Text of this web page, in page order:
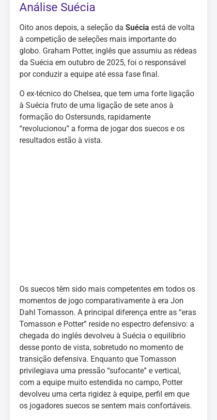
Análise Suécia
Oito anos depois, a seleção da Suécia está de volta
à competição de seleções mais importante do
globo. Graham Potter, inglês que assumiu as rédeas
da Suécia em outubro de 2025, foi o responsável
por conduzir a equipe até essa fase final.
O ex-técnico do Chelsea, que tem uma forte ligação
à Suécia fruto de uma ligação de sete anos à
formação do Ostersunds, rapidamente
“revolucionou” a forma de jogar dos suecos e os
resultados estão à vista.
Os suecos têm sido mais competentes em todos os
momentos de jogo comparativamente à era Jon
Dahl Tomasson. A principal diferença entre as “eras
Tomasson e Potter” reside no espectro defensivo: a
chegada do inglês devolveu à Suécia o equilíbrio
desse ponto de vista, sobretudo no momento de
transição defensiva. Enquanto que Tomasson
privilegiava uma pressão “sufocante” e vertical,
com a equipe muito estendida no campo, Potter
devolveu uma certa rigidez à equipe, perfil em que
os jogadores suecos se sentem mais confortáveis.